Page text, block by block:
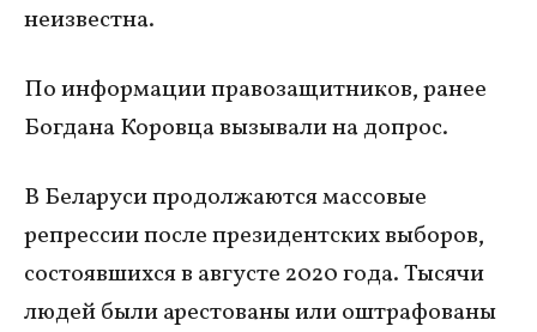
неизвестна.
По информации правозащитников, ранее
Богдана Коровца вызывали на допрос.
В Беларуси продолжаются массовые
репрессии после президентских выборов,
состоявшихся в августе 2020 года. Тысячи
людей были арестованы или оштрафованы